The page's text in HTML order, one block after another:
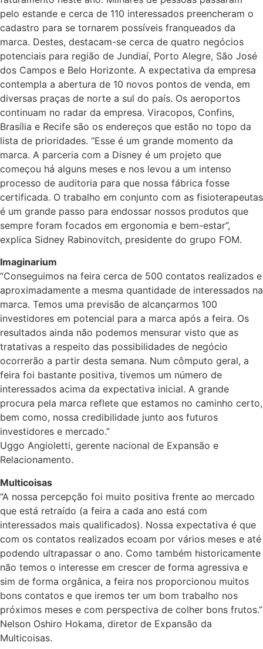
pelo estande e cerca de 110 interessados preencheram o
cadastro para se tornarem possíveis franqueados da
marca. Destes, destacam-se cerca de quatro negócios
potenciais para região de Jundiaí, Porto Alegre, São José
dos Campos e Belo Horizonte. A expectativa da empresa
contempla a abertura de 10 novos pontos de venda, em
diversas praças de norte a sul do país. Os aeroportos
continuam no radar da empresa. Viracopos, Confins,
Brasília e Recife são os endereços que estão no topo da
lista de prioridades. “Esse é um grande momento da
marca. A parceria com a Disney é um projeto que
começou há alguns meses e nos levou a um intenso
processo de auditoria para que nossa fábrica fosse
certificada. O trabalho em conjunto com as fisioterapeutas
é um grande passo para endossar nossos produtos que
sempre foram focados em ergonomia e bem-estar”,
explica Sidney Rabinovitch, presidente do grupo FOM.
Imaginarium
“Conseguimos na feira cerca de 500 contatos realizados e
aproximadamente a mesma quantidade de interessados na
marca. Temos uma previsão de alcançarmos 100
investidores em potencial para a marca após a feira. Os
resultados ainda não podemos mensurar visto que as
tratativas a respeito das possibilidades de negócio
ocorrerão a partir desta semana. Num cômputo geral, a
feira foi bastante positiva, tivemos um número de
interessados acima da expectativa inicial. A grande
procura pela marca reflete que estamos no caminho certo,
bem como, nossa credibilidade junto aos futuros
investidores e mercado.”
Uggo Angioletti, gerente nacional de Expansão e
Relacionamento.
Multicoisas
“A nossa percepção foi muito positiva frente ao mercado
que está retraído (a feira a cada ano está com
interessados mais qualificados). Nossa expectativa é que
com os contatos realizados ecoam por vários meses e até
podendo ultrapassar o ano. Como também historicamente
não temos o interesse em crescer de forma agressiva e
sim de forma orgânica, a feira nos proporcionou muitos
bons contatos e que iremos ter um bom trabalho nos
próximos meses e com perspectiva de colher bons frutos.”
Nelson Oshiro Hokama, diretor de Expansão da
Multicoisas.